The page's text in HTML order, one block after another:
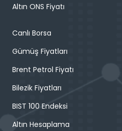
Altın ONS Fiyatı
Canlı Borsa
Gümüş Fiyatları
Brent Petrol Fiyatı
Bilezik Fiyatları
BIST 100 Endeksi
Altın Hesaplama